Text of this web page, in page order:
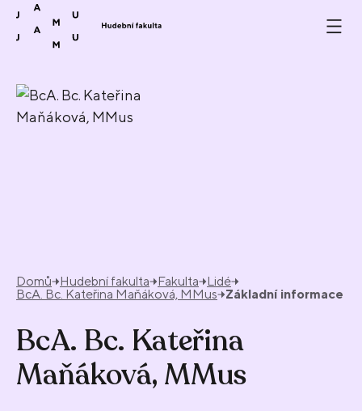
Přeskočit na obsah
Domů Hudební fakulta Fakulta
Lidé
BcA. Bc. Kateřina Maňáková, MMus
Základní informace
BcA. Bc. Kateřina
Maňáková, MMus